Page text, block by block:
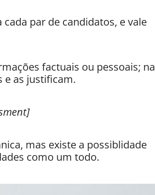
par de candidatos, e vale
factuais ou pessoais; na
e as justificam.
mas existe a possiblidade
como um todo.